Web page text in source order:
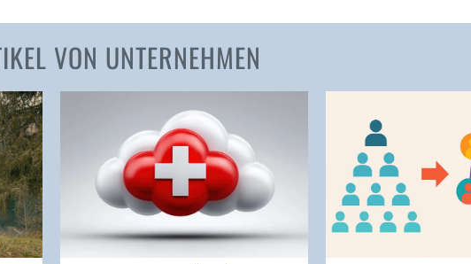
Bonstetten
Bottighofen
Bremgarten bei Bern
VON UNTERNEHMEN